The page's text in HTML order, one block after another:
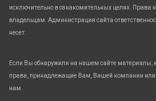
исключительно в ознакомительных целях. Права
владельцам. Администрация сайта
несет.
Если Вы обнаружили на нашем сайте материалы,
права, принадлежащие Вам, Вашей компании или
нам.